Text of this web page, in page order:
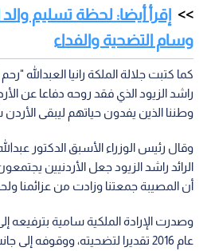
إقرأ أيضا: لحظة تسليم
وسام التضحية والفداء
كما كتبت جلالة الملكة رانيا العبدالله
راشد الزيود الذي فقد روحه دفاعا عن
وطننا الذين يفدون حياتهم ليبقى الأردن
وقال رئيس الوزراء الأسبق الدكتور
الرائد راشد الزيود جعل الأردنيين
أن المصيبة جمعتنا وزادت من عزائمنا
وصدرت الإرادة الملكية سامية بترفيعه إلى
عام 2016 تقديرا لتضحيته، ووقوفه